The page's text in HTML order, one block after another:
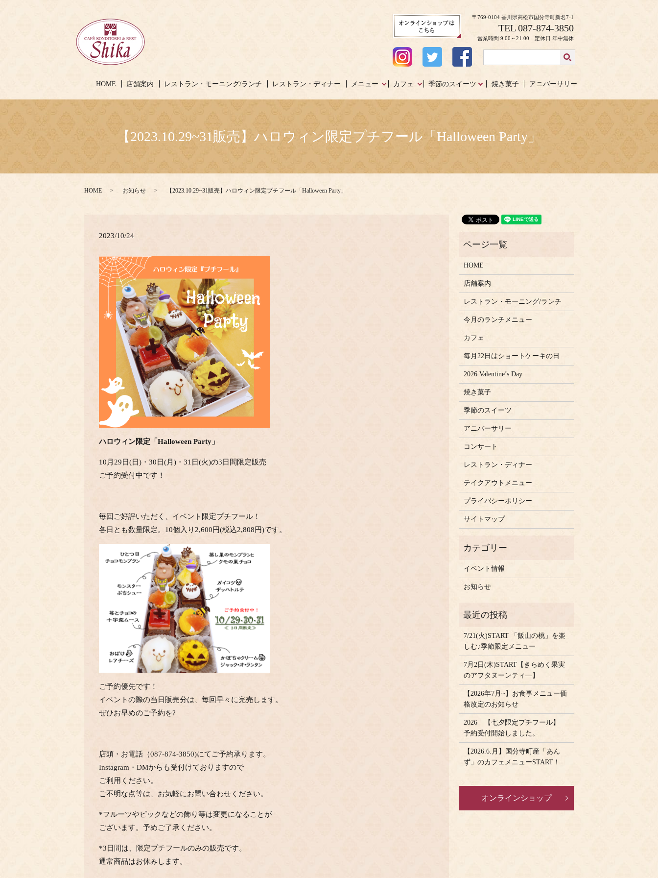
HOME 店舗案内 レストラン・モーニング/ランチ レストラン・ディナー メニュー カフェ 季節のスイーツ 焼き菓子 アニバーサリー
〒769-0104 香川県高松市国分寺町新名7-1
TEL 087-874-3850
営業時間 9:00～21:00 定休日 年中無休
【2023.10.29~31販売】ハロウィン限定プチフール「Halloween Party」
HOME お知らせ 【2023.10.29~31販売】ハロウィン限定プチフール「Halloween Party」
2023/10/24
ハロウィン限定「Halloween Party」
10月29日(日)・30日(月)・31日(火)の3日間限定販売
ご予約受付中です！
毎回ご好評いただく、イベント限定プチフール！
各日とも数量限定。10個入り2,600円(税込2,808円)です。
ご予約優先です！
イベントの際の当日販売分は、毎回早々に完売します。
ぜひお早めのご予約を?
店頭・お電話（087-874-3850)にてご予約承ります。
Instagram・DMからも受付けておりますので
ご利用ください。
ご不明な点等は、お気軽にお問い合わせください。
*フルーツやピックなどの飾り等は変更になることが
ございます。予めご了承ください。
*3日間は、限定プチフールのみの販売です。
通常商品はお休みします。
HOME
店舗案内
レストラン・モーニング/ランチ
今月のランチメニュー
カフェ
毎月22日はショートケーキの日
2026 Valentine’s Day
焼き菓子
季節のスイーツ
アニバーサリー
コンサート
レストラン・ディナー
テイクアウトメニュー
プライバシーポリシー
サイトマップ
イベント情報
お知らせ
7/21(火)START 「飯山の桃」を楽
しむ♪季節限定メニュー
7月2日(木)START【きらめく果実
のアフタヌーンティ―】
【2026年7月~】お食事メニュー価
格改定のお知らせ
2026 【七夕限定プチフール】
予約受付開始しました。
【2026.6.月】国分寺町産「あん
ず」のカフェメニューSTART！
オンラインショップ